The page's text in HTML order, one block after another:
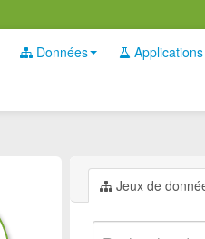
Données Applications
Jeux de